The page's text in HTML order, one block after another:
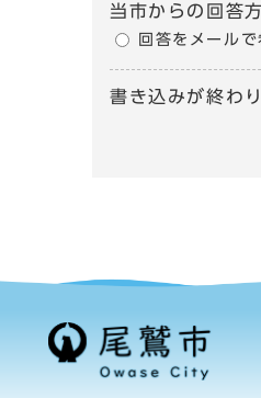
当市からの回答
回答をメールで
書き込みが終わ